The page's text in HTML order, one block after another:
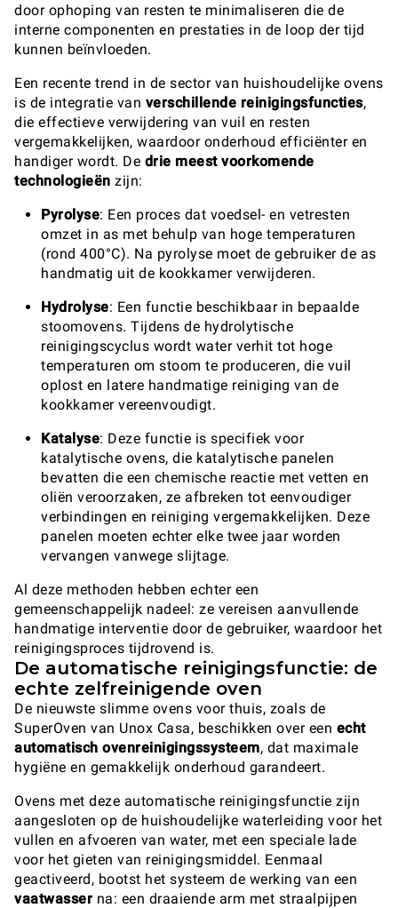
door ophoping van resten te minimaliseren die de
interne componenten en prestaties in de loop der tijd
kunnen beïnvloeden.
Een recente trend in de sector van huishoudelijke ovens
is de integratie van verschillende reinigingsfuncties,
die effectieve verwijdering van vuil en resten
vergemakkelijken, waardoor onderhoud efficiënter en
handiger wordt. De drie meest voorkomende
technologieën zijn:
Pyrolyse: Een proces dat voedsel- en vetresten
omzet in as met behulp van hoge temperaturen
(rond 400°C). Na pyrolyse moet de gebruiker de as
handmatig uit de kookkamer verwijderen.
Hydrolyse: Een functie beschikbaar in bepaalde
stoomovens. Tijdens de hydrolytische
reinigingscyclus wordt water verhit tot hoge
temperaturen om stoom te produceren, die vuil
oplost en latere handmatige reiniging van de
kookkamer vereenvoudigt.
Katalyse: Deze functie is specifiek voor
katalytische ovens, die katalytische panelen
bevatten die een chemische reactie met vetten en
oliën veroorzaken, ze afbreken tot eenvoudiger
verbindingen en reiniging vergemakkelijken. Deze
panelen moeten echter elke twee jaar worden
vervangen vanwege slijtage.
Al deze methoden hebben echter een
gemeenschappelijk nadeel: ze vereisen aanvullende
handmatige interventie door de gebruiker, waardoor het
reinigingsproces tijdrovend is.
De automatische reinigingsfunctie: de
echte zelfreinigende oven
De nieuwste slimme ovens voor thuis, zoals de
SuperOven van Unox Casa, beschikken over een echt
automatisch ovenreinigingssysteem, dat maximale
hygiëne en gemakkelijk onderhoud garandeert.
Ovens met deze automatische reinigingsfunctie zijn
aangesloten op de huishoudelijke waterleiding voor het
vullen en afvoeren van water, met een speciale lade
voor het gieten van reinigingsmiddel. Eenmaal
geactiveerd, bootst het systeem de werking van een
vaatwasser na: een draaiende arm met straalpijpen